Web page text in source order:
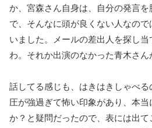
か、宮森さん自身は、自分の発言
で、そんなに頭が良くない人なの
いました。メールの差出人を探し
わ。それか出演のなかった青木さん
話してる感じも、はきはきしゃべ
圧が強過ぎて怖い印象があり、本
か？と疑問だったので、表には出